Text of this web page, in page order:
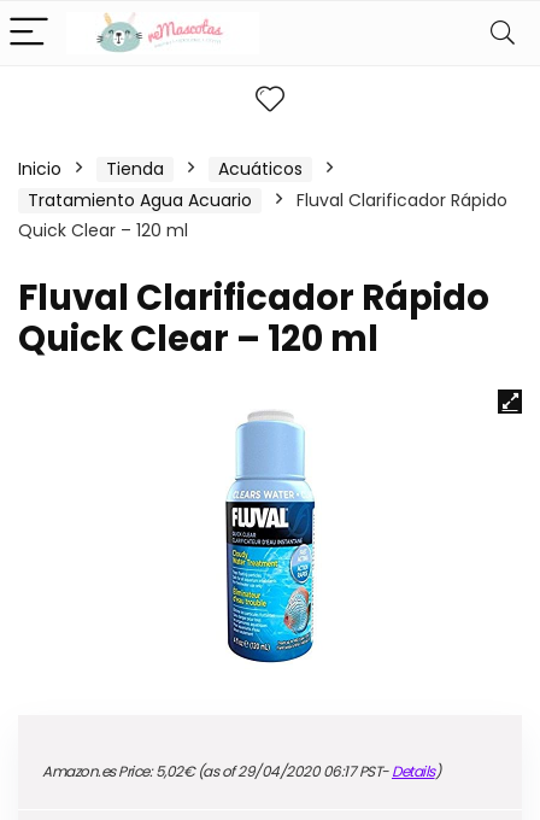
Inicio Tienda
Acuáticos
Tratamiento Agua Acuario
Fluval Clarificador Rápido
Quick Clear – 120 ml
Fluval Clarificador Rápido
Quick Clear – 120 ml
Amazon.es Price:5,02€(as of 29/04/2020 06:17 PST-Details)